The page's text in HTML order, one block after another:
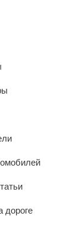
дороге